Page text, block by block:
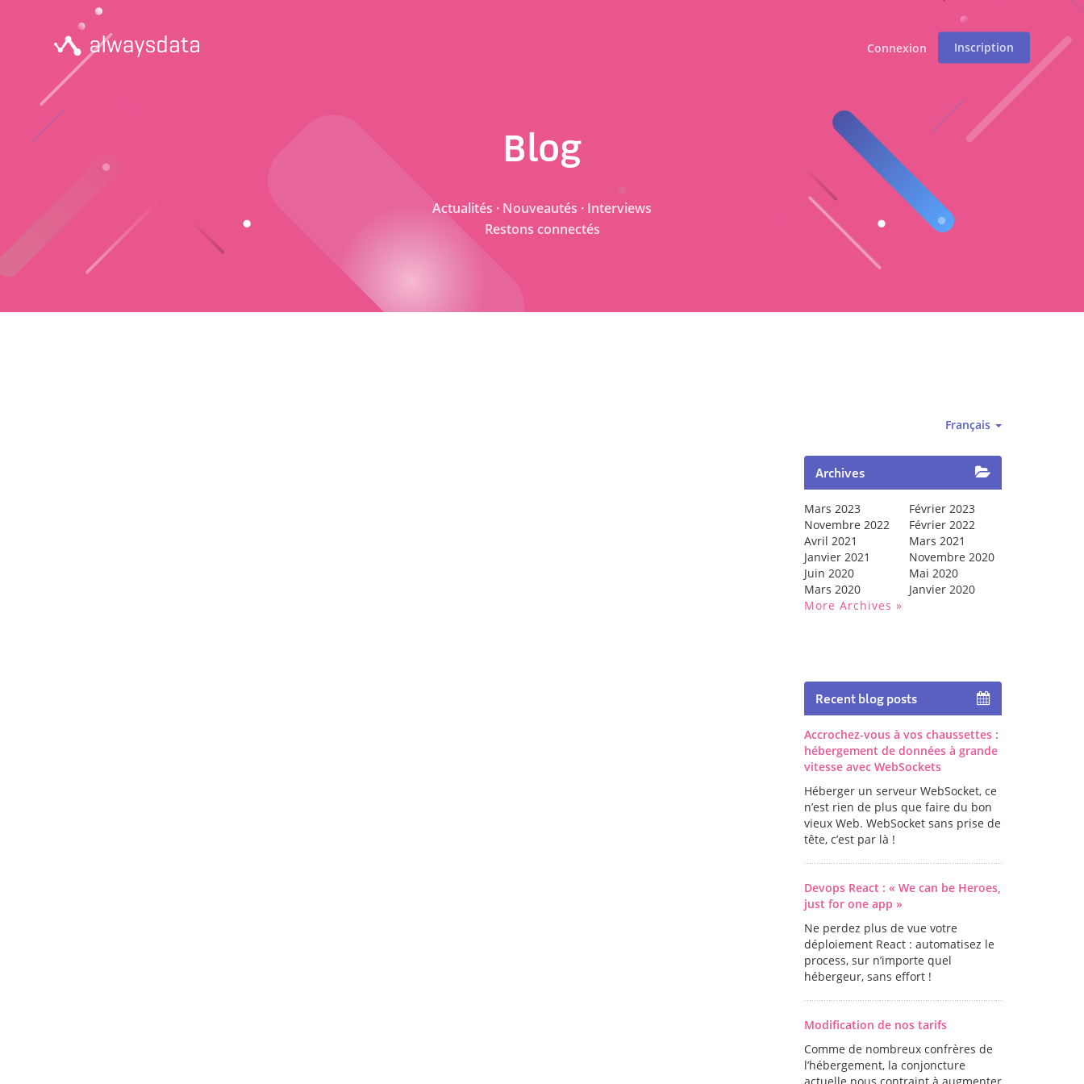
Connexion Inscription
Blog
Actualités · Nouveautés · Interviews
Restons connectés
Français
Archives
Mars 2023
Février 2023
Novembre 2022
Février 2022
Avril 2021
Mars 2021
Janvier 2021
Novembre 2020
Juin 2020
Mai 2020
Mars 2020
Janvier 2020
More Archives
Recent blog posts
Accrochez-vous à vos chaussettes :
hébergement de données à grande
vitesse avec WebSockets
Héberger un serveur WebSocket, ce
n’est rien de plus que faire du bon
vieux Web. WebSocket sans prise de
tête, c’est par là !
Devops React : « We can be Heroes,
just for one app »
Ne perdez plus de vue votre
déploiement React : automatisez le
process, sur n’importe quel
hébergeur, sans effort !
Modification de nos tarifs
Comme de nombreux confrères de
l’hébergement, la conjoncture